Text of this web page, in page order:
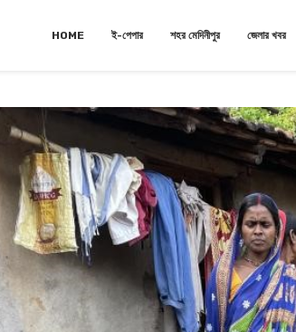
HOME ই-পেপার শহর মেদিনীপুর জেলার খবর